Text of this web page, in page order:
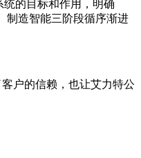
的目标和作用，明确
制造智能三阶段循序渐进
户的信赖，也让艾力特公